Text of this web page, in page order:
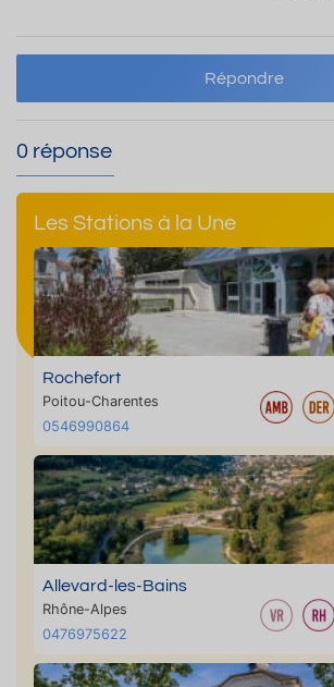
Répondre
0 réponse
Les Stations à la Une
Rochefort
Poitou-Charentes
0546990864
Allevard-les-Bains
Rhône-Alpes
0476975622